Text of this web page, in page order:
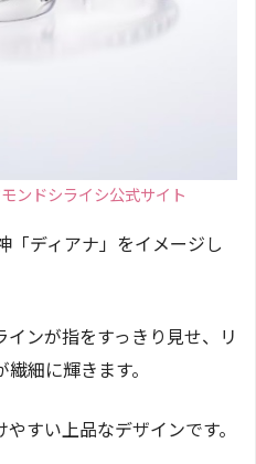
ンドシライシ公式サイト
「ディアナ」をイメージし
ンが指をすっきり見せ、リ
細に輝きます。
すい上品なデザインです。